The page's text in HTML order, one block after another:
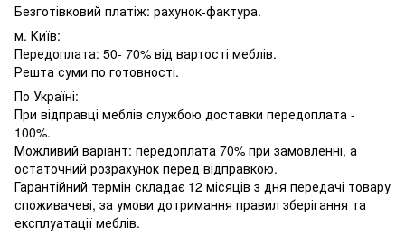
Безготівковий платіж: рахунок-фактура.
м. Київ:
Передоплата: 50- 70% від вартості меблів.
Решта суми по готовності.
По Україні:
При відправці меблів службою доставки передоплата -
100%.
Можливий варіант: передоплата 70% при замовленні, а
остаточний розрахунок перед відправкою.
Гарантійний термін складає 12 місяців з дня передачі товару
споживачеві, за умови дотримання правил зберігання та
експлуатації меблів.